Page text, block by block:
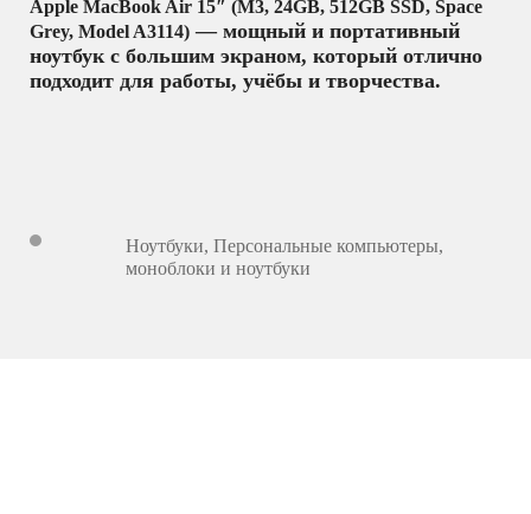
Apple MacBook Air 15″ (M3, 24GB, 512GB SSD, Space
Grey, Model A3114) — мощный и портативный
ноутбук с большим экраном, который отлично
подходит для работы, учёбы и творчества.
Ноутбуки, Персональные компьютеры,
моноблоки и ноутбуки